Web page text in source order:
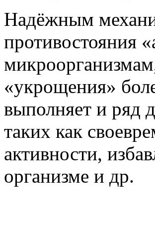
Надёжным
противостояния
«укрощения»
выполняет и ряд
таких как
активности,
организме и др.